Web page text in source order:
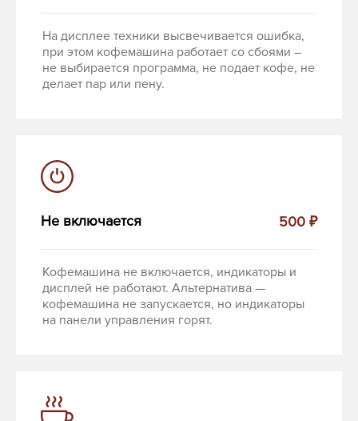
На дисплее техники высвечивается ошибка,
при этом кофемашина работает со сбоями –
не выбирается программа, не подает кофе, не
делает пар или пену.
Не включается 500 ₽
Кофемашина не включается, индикаторы и
дисплей не работают. Альтернатива —
кофемашина не запускается, но индикаторы
на панели управления горят.